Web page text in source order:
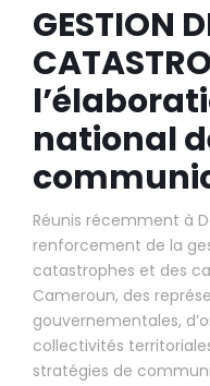
GESTION
national
Réunis récemment à
renforcement de la
catastrophes et des
Cameroun, des
gouvernementales,
collectivités
stratégies de